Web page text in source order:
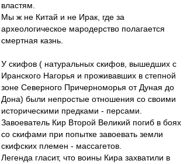
властям.
Мы ж не Китай и не Ирак, где за
археологическое мародерство полагается
смертная казнь.
У скифов ( натуральных скифов, вышедших с
Иранского Нагорья и проживавших в степной
зоне Северного Причерноморья от Дуная до
Дона) были непростые отношения со своими
историческими предками - персами.
Завоеватель Кир Второй Великий погиб в боях
со скифами при попытке завоевать земли
скифских племен - массагетов.
Легенда гласит, что воины Кира захватили в